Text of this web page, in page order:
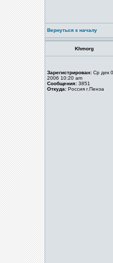
Вернуться к началу
Khmorg
Зарегистрирован: Ср дек
2006 10:20 am
Сообщения: 3851
Откуда: Россия г.Пенза